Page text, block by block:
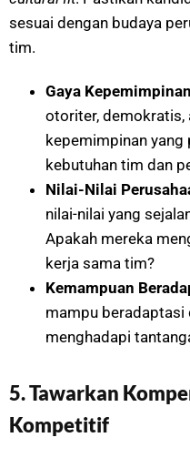
sesuai dengan budaya
tim.
Gaya
otoriter, demokratis,
kepemimpinan
kebutuhan tim dan
Nilai-Nilai
nilai-nilai yang
Apakah mereka
kerja sama tim?
Kemampuan
mampu beradaptasi
menghadapi
5. Tawarkan
Kompetitif